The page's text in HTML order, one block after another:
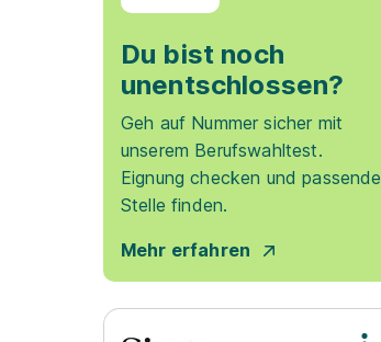
Du bist noch
unentschlossen?
Geh auf Nummer sicher mit
unserem Berufswahltest.
Eignung checken und passende
Stelle finden.
Mehr erfahren